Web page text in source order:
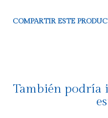
COMPARTIR ESTE
También podría